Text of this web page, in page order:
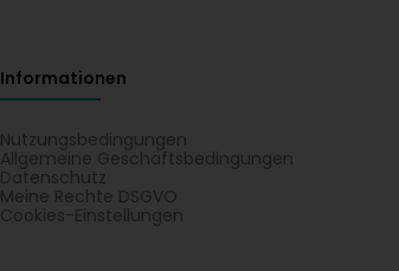
Informationen
Nutzungsbedingungen
Allgemeine Geschäftsbedingungen
Datenschutz
Meine Rechte DSGVO
Cookies-Einstellungen